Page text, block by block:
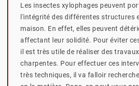
Les insectes xylophages peuvent
l'intégrité des différentes structures
maison. En effet, elles peuvent
affectant leur solidité. Pour éviter
il est très utile de réaliser des
charpentes. Pour effectuer ces
très techniques, il va falloir